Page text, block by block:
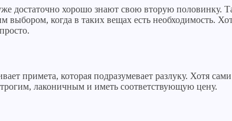
достаточно хорошо знают свою вторую половинку.
выбором, когда в таких вещах есть необходимость.
примета, которая подразумевает разлуку. Хотя
лаконичным и иметь соответствующую цену.